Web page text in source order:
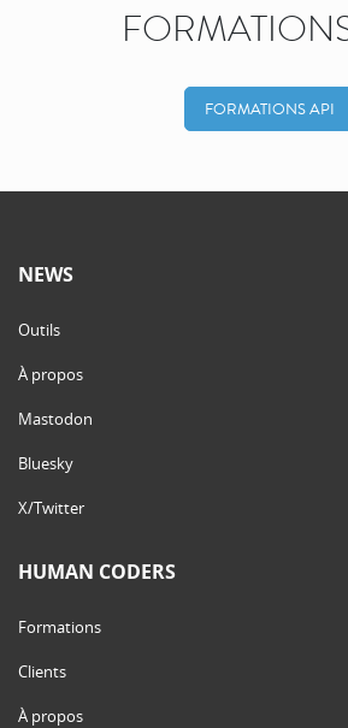
FORMATIONS API
NEWS
Outils
À propos
Mastodon
Bluesky
X/Twitter
HUMAN CODERS
Formations
Clients
À propos